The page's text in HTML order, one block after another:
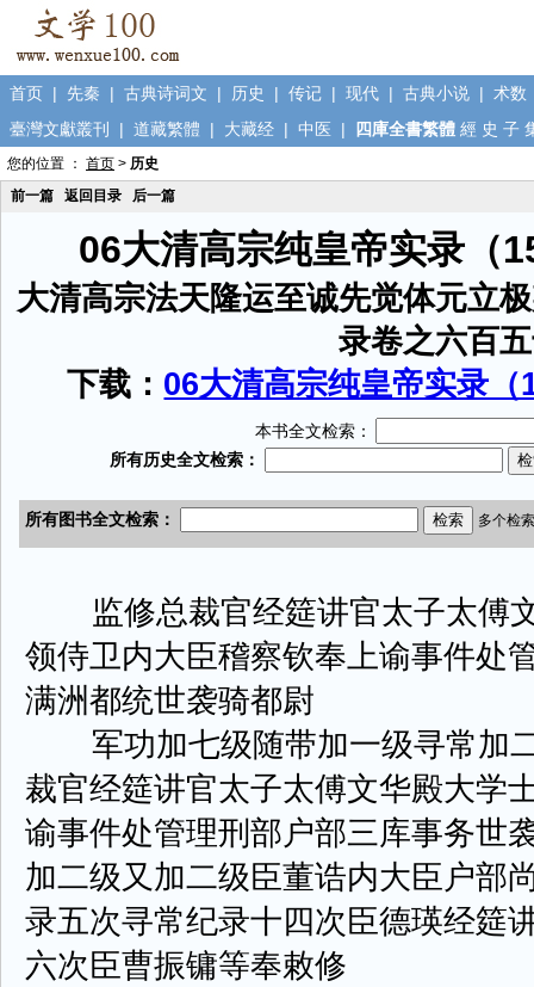
首页 | 先秦 | 古典诗词文 | 历史 | 传记 | 现代 | 古典小说 | 术数
臺灣文獻叢刊
| 道藏繁體 | 大藏经 | 中医 | 四庫全書繁體 經 史 子
您的位置 ： 首页 > 历史
前一篇
返回目录 后一篇
06大清高宗纯皇帝实录（
大清高宗法天隆运至诚先觉体元立
录卷之六百
下载： 06大清高宗纯皇帝实录
本书全文检索：
监修总裁官经筵讲官太子太傅
领侍卫内大臣稽察钦奉上谕事件处
满洲都统世袭骑都尉
军功加七级随带加一级寻常加
裁官经筵讲官太子太傅文华殿大学
谕事件处管理刑部户部三库事务世
加二级又加二级臣董诰内大臣户部
录五次寻常纪录十四次臣德瑛经筵
六次臣曹振镛等奉敕修